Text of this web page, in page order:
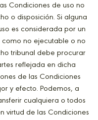
Condiciones de uso no
o disposición. Si alguna
es considerada por un
no ejecutable o no
tribunal debe procurar
reflejada en dicha
de las Condiciones
y efecto. Podemos, a
cualquiera o todos
virtud de las Condiciones